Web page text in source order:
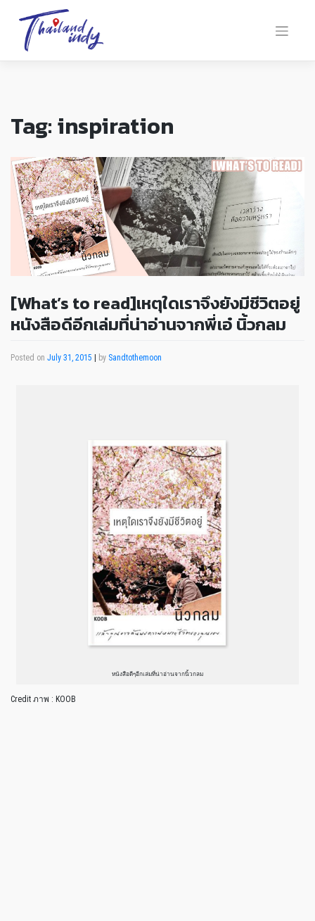
Tag:inspiration
[What’s to read]เหตุใดเราจึงยังมีชีวิตอยู่
หนังสือดีอีกเล่มที่น่าอ่านจากพี่เอ๋ นิ้วกลม
Posted on July 31, 2015 by Sandtothemoon
หนังสือดีๆอีกเล่มที่น่าอ่านจากนิ้วกลม
Credit ภาพ : KOOB